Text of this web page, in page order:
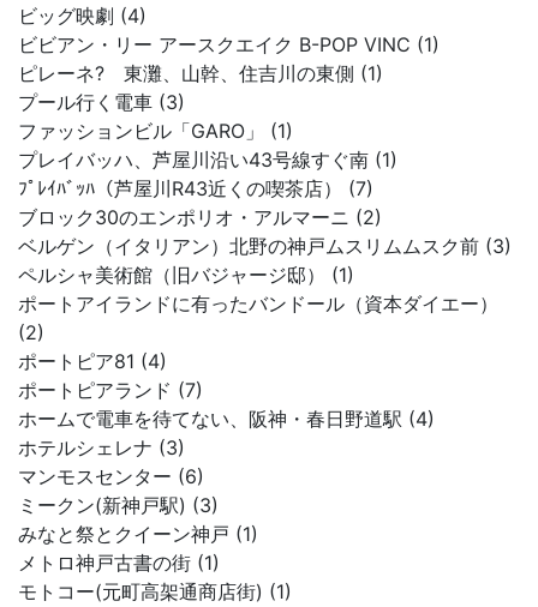
ビッグ映劇 (4)
ビビアン・リー アースクエイク B-POP VINC (1)
ピレーネ? 東灘、山幹、住吉川の東側 (1)
プール行く電車 (3)
ファッションビル「GARO」 (1)
プレイバッハ、芦屋川沿い43号線すぐ南 (1)
ﾌﾟﾚｲﾊﾞｯﾊ（芦屋川R43近くの喫茶店） (7)
ブロック30のエンポリオ・アルマーニ (2)
ベルゲン（イタリアン）北野の神戸ムスリムムスク前 (3)
ペルシャ美術館（旧バジャージ邸） (1)
ポートアイランドに有ったバンドール（資本ダイエー）
(2)
ポートピア81 (4)
ポートピアランド (7)
ホームで電車を待てない、阪神・春日野道駅 (4)
ホテルシェレナ (3)
マンモスセンター (6)
ミークン(新神戸駅) (3)
みなと祭とクイーン神戸 (1)
メトロ神戸古書の街 (1)
モトコー(元町高架通商店街) (1)